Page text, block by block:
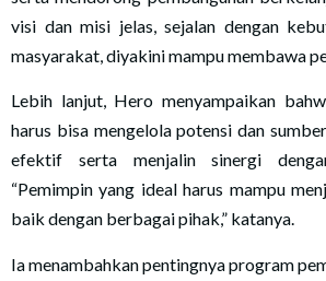
visi dan misi jelas, sejalan dengan
masyarakat, diyakini mampu membawa
Lebih lanjut, Hero menyampaikan
harus bisa mengelola potensi dan
efektif serta menjalin sinergi
“Pemimpin yang ideal harus mampu
baik dengan berbagai pihak,” katanya.
Ia menambahkan pentingnya program